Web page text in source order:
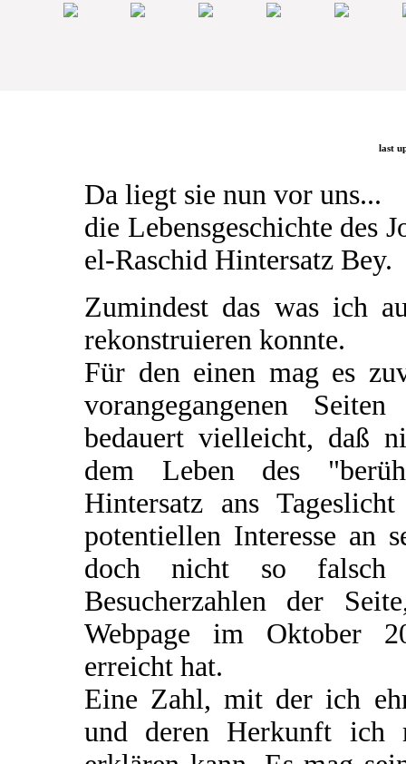
last
Da liegt sie nun vor uns...
die Lebensgeschichte des
el-Raschid Hintersatz Bey.
Zumindest das was ich
rekonstruieren konnte.
Für den einen mag es
vorangegangenen
bedauert vielleicht, daß
dem Leben des
Hintersatz ans
potentiellen Interesse an
doch nicht so falsch
Besucherzahlen der
Webpage im Oktober
erreicht hat.
Eine Zahl, mit der ich
und deren Herkunft